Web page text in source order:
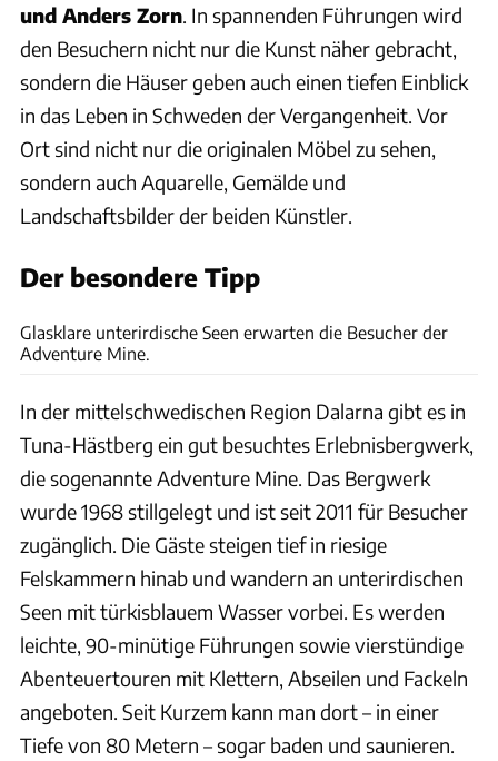
und Anders Zorn. In spannenden Führungen wird
den Besuchern nicht nur die Kunst näher gebracht,
sondern die Häuser geben auch einen tiefen Einblick
in das Leben in Schweden der Vergangenheit. Vor
Ort sind nicht nur die originalen Möbel zu sehen,
sondern auch Aquarelle, Gemälde und
Landschaftsbilder der beiden Künstler.
Der besondere Tipp
Glasklare unterirdische Seen erwarten die Besucher der
Adventure Mine.
In der mittelschwedischen Region Dalarna gibt es in
Tuna-Hästberg ein gut besuchtes Erlebnisbergwerk,
die sogenannte Adventure Mine. Das Bergwerk
wurde 1968 stillgelegt und ist seit 2011 für Besucher
zugänglich. Die Gäste steigen tief in riesige
Felskammern hinab und wandern an unterirdischen
Seen mit türkisblauem Wasser vorbei. Es werden
leichte, 90-minütige Führungen sowie vierstündige
Abenteuertouren mit Klettern, Abseilen und Fackeln
angeboten. Seit Kurzem kann man dort – in einer
Tiefe von 80 Metern – sogar baden und saunieren.